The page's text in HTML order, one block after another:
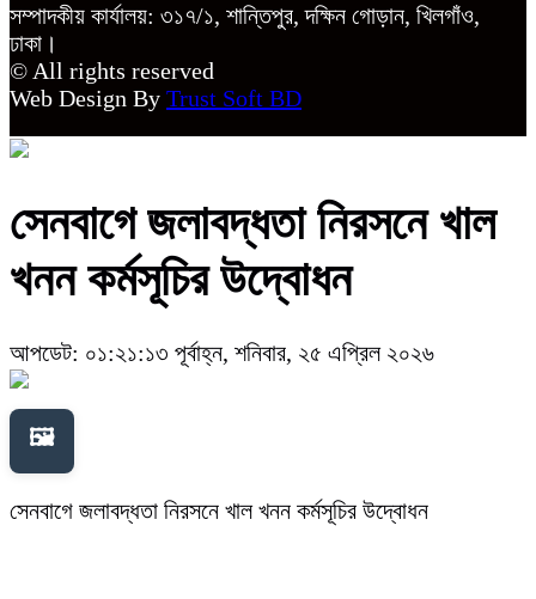
সম্পাদকীয় কার্যালয়: ৩১৭/১, শান্তিপুর, দক্ষিন গোড়ান, খিলগাঁও,
ঢাকা।
© All rights reserved
Web Design By Trust Soft BD
​সেনবাগে জলাবদ্ধতা নিরসনে খাল
খনন কর্মসূচির উদ্বোধন
আপডেট: ০১:২১:১৩ পূর্বাহ্ন, শনিবার, ২৫ এপ্রিল ২০২৬
🖼️
​সেনবাগে জলাবদ্ধতা নিরসনে খাল খনন কর্মসূচির উদ্বোধন